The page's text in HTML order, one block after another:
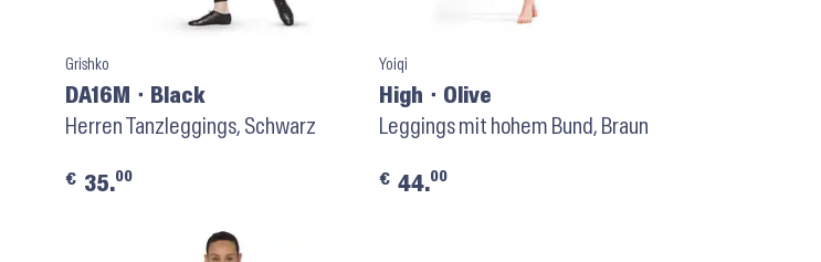
Grishko
DA16M ⬝ Black
Herren Tanzleggings, Schwarz
€ 35.00
Yoiqi
High ⬝ Olive
Leggings mit hohem Bund, Braun
€ 44.00